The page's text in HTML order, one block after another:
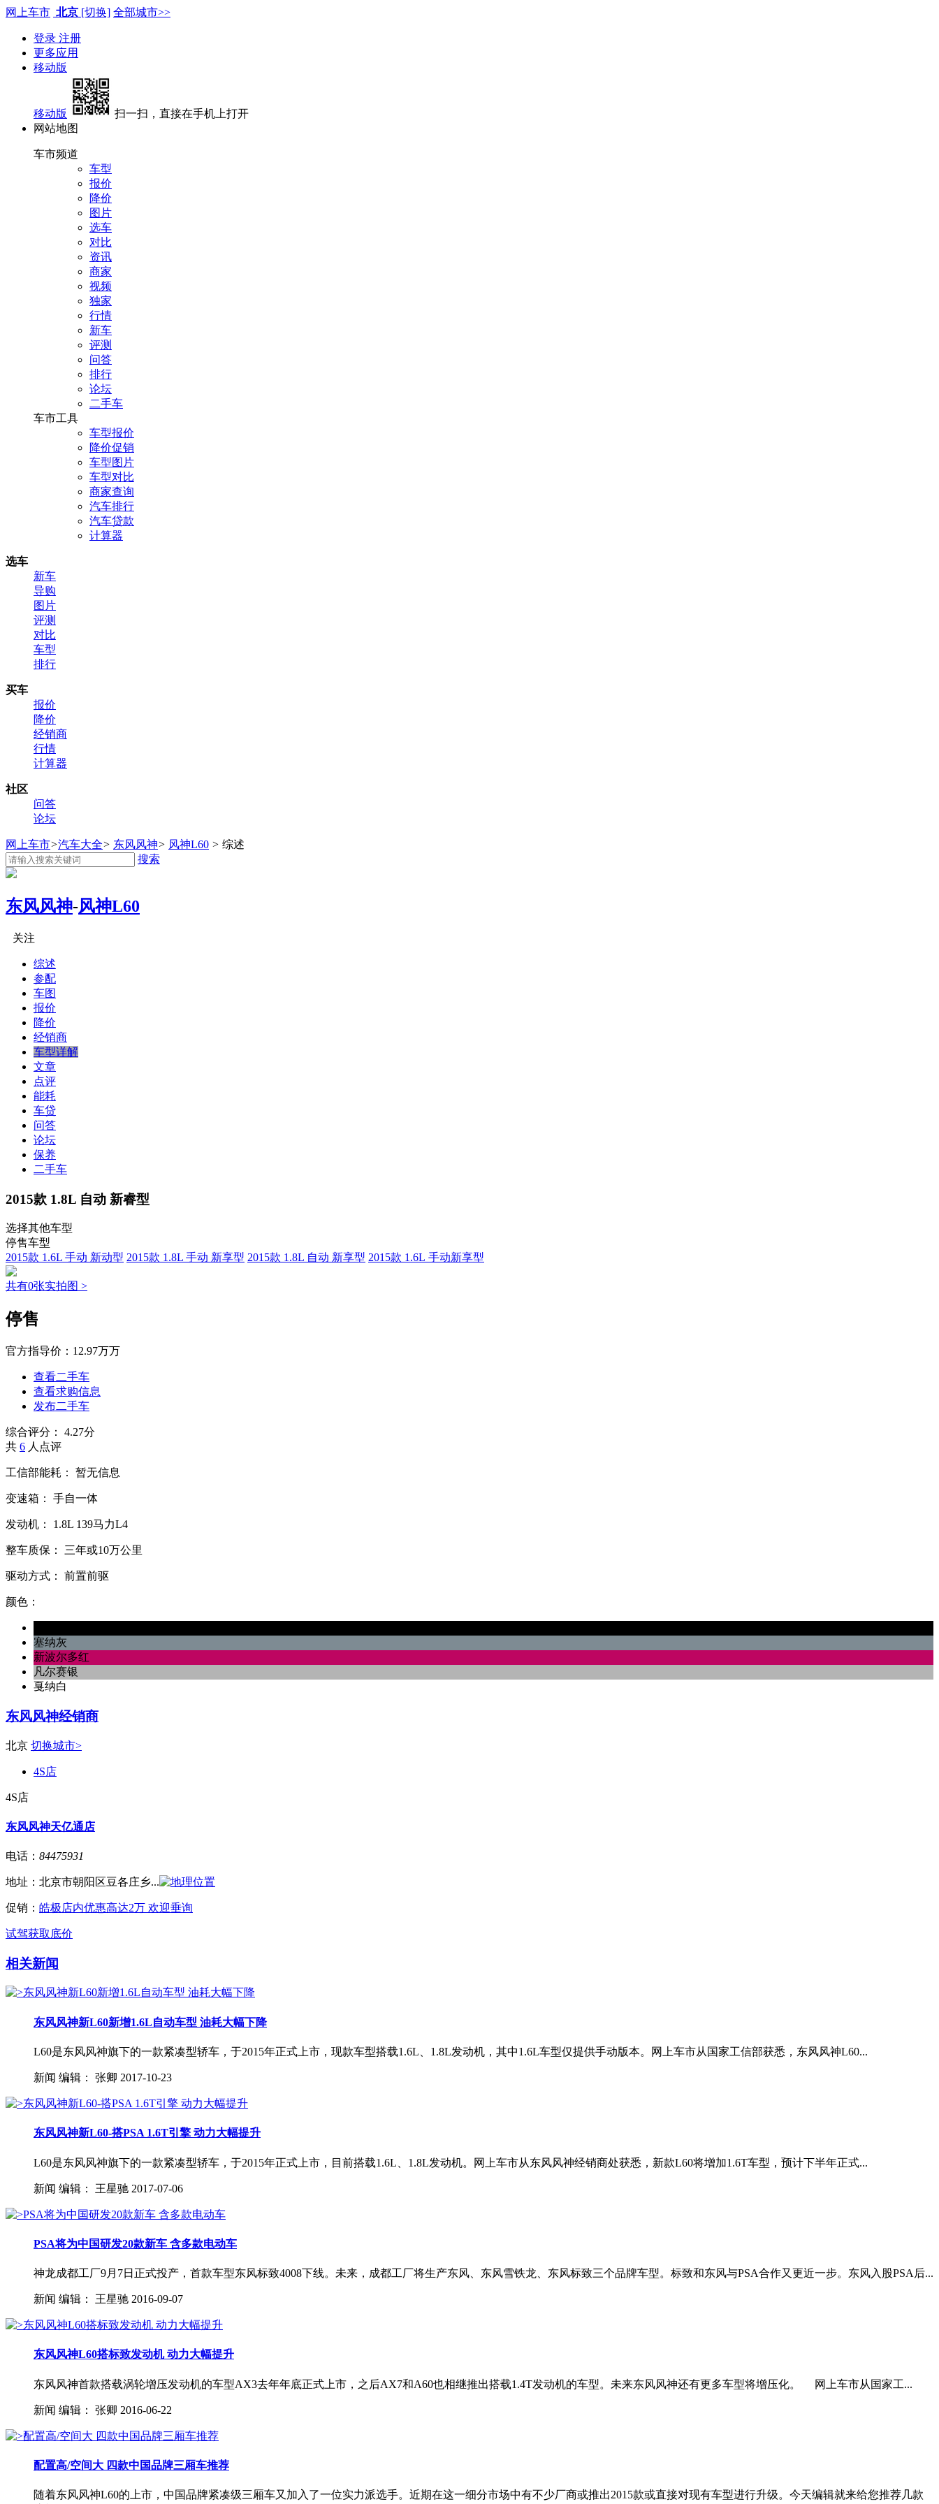
网上车市 北京 [切换] 全部城市>>
登录 注册
更多应用
移动版
移动版
扫一扫，直接在手机上打开
网站地图
车市频道
车型
报价
降价
图片
选车
对比
资讯
商家
视频
独家
行情
新车
评测
问答
排行
论坛
二手车
车市工具
车型报价
降价促销
车型图片
车型对比
商家查询
汽车排行
汽车贷款
计算器
选车
新车
导购
图片
评测
对比
车型
排行
买车
报价
降价
经销商
行情
计算器
社区
问答
论坛
网上车市>汽车大全> 东风风神> 风神L60 > 综述
搜索
东风风神-风神L60
关注
综述
参配
车图
报价
降价
经销商
车型详解
文章
点评
能耗
车贷
问答
论坛
保养
二手车
2015款 1.8L 自动 新睿型
选择其他车型
停售车型
2015款 1.6L 手动 新动型 2015款 1.8L 手动 新享型 2015款 1.8L 自动 新享型 2015款 1.6L 手动新享型
共有0张实拍图 >
停售
官方指导价： 12.97万万
查看二手车
查看求购信息
发布二手车
综合评分：
4.27分
共 6 人点评
工信部能耗： 暂无信息
变速箱： 手自一体
发动机： 1.8L 139马力L4
整车质保： 三年或10万公里
驱动方式： 前置前驱
颜色：
塞纳灰
新波尔多红
凡尔赛银
戛纳白
东风风神经销商
北京 切换城市>
4S店
4S店
东风风神天亿通店
电话： 84475931
地址： 北京市朝阳区豆各庄乡...
促销： 皓极店内优惠高达2万 欢迎垂询
试驾获取底价
相关新闻
东风风神新L60新增1.6L自动车型 油耗大幅下降
L60是东风风神旗下的一款紧凑型轿车，于2015年正式上市，现款车型搭载1.6L、1.8L发动机，其中1.6L车型仅提供手动版本。网上车市从国家工信部获悉，东风风神L60...
新闻 编辑： 张卿 2017-10-23
东风风神新L60-搭PSA 1.6T引擎 动力大幅提升
L60是东风风神旗下的一款紧凑型轿车，于2015年正式上市，目前搭载1.6L、1.8L发动机。网上车市从东风风神经销商处获悉，新款L60将增加1.6T车型，预计下半年正式...
新闻 编辑： 王星驰 2017-07-06
PSA将为中国研发20款新车 含多款电动车
神龙成都工厂9月7日正式投产，首款车型东风标致4008下线。未来，成都工厂将生产东风、东风雪铁龙、东风标致三个品牌车型。标致和东风与PSA合作又更近一步。东风入股PSA后...
新闻 编辑： 王星驰 2016-09-07
东风风神L60搭标致发动机 动力大幅提升
东风风神首款搭载涡轮增压发动机的车型AX3去年年底正式上市，之后AX7和A60也相继推出搭载1.4T发动机的车型。未来东风风神还有更多车型将增压化。 网上车市从国家工...
新闻 编辑： 张卿 2016-06-22
配置高/空间大 四款中国品牌三厢车推荐
随着东风风神L60的上市，中国品牌紧凑级三厢车又加入了一位实力派选手。近期在这一细分市场中有不少厂商或推出2015款或直接对现有车型进行升级。今天编辑就来给您推荐几款